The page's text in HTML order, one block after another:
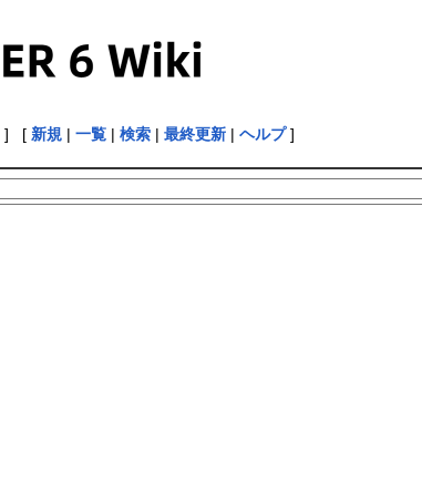
] [ 新規| 一覧| 検索| 最終更新| ヘルプ]